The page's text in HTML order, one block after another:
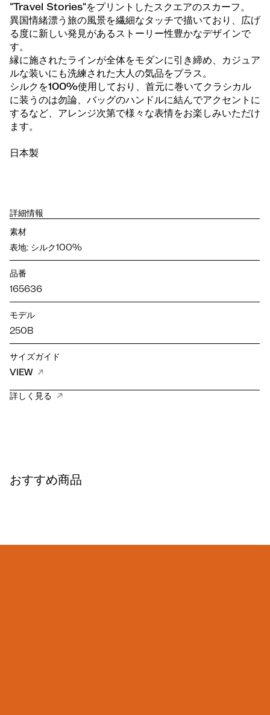
"Travel Stories"をプリントしたスクエアのスカーフ。
異国情緒漂う旅の風景を繊細なタッチで描いており、広げ
る度に新しい発見があるストーリー性豊かなデザインで
す。
縁に施されたラインが全体をモダンに引き締め、カジュア
ルな装いにも洗練された大人の気品をプラス。
シルクを100%使用しており、首元に巻いてクラシカル
に装うのは勿論、バッグのハンドルに結んでアクセントに
するなど、アレンジ次第で様々な表情をお楽しみいただけ
ます。
日本製
詳細情報
素材
表地: シルク100%
品番
165636
モデル
250B
サイズガイド
VIEW
詳しく見る
おすすめ商品